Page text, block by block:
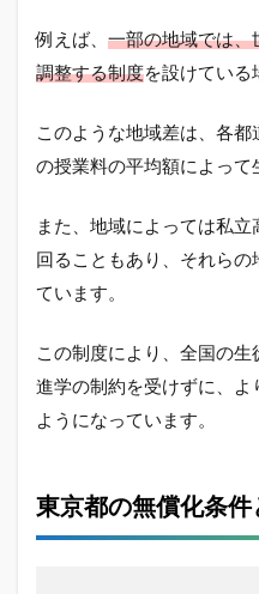
例えば、 一部の地域では、
調整する制度を設けている
このような地域差は、各
の授業料の平均額によって
また、地域によっては私
回ることもあり、それら
ています。
この制度により、全国の
進学の制約を受けずに、
ようになっています。
東京都の無償化条